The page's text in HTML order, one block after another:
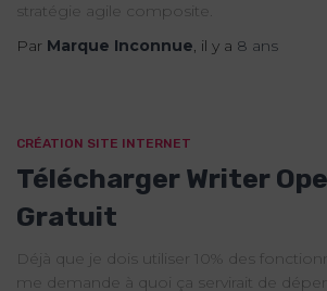
stratégie agile composite.
Par Marque Inconnue, il y a 8 ans
CRÉATION SITE INTERNET
Télécharger Writer
Gratuit
Déjà que je dois utiliser 10% des
me demande à quoi ça servirait de